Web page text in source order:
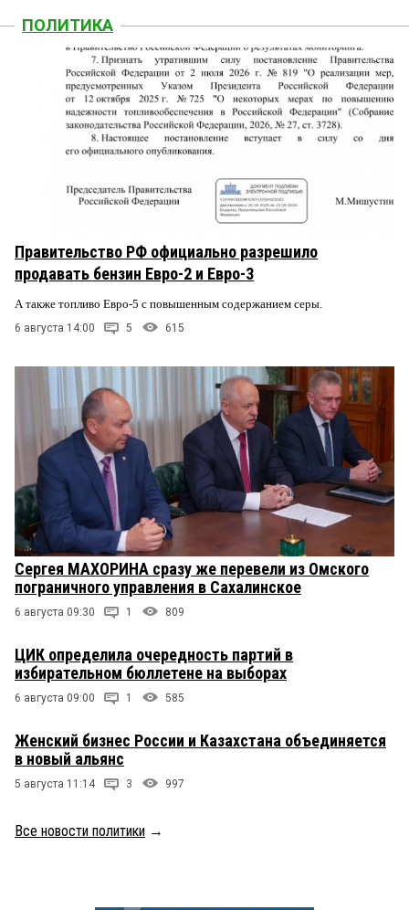
ПОЛИТИКА
Правительство РФ официально разрешило
продавать бензин Евро-2 и Евро-3
А также топливо Евро-5 с повышенным содержанием серы.
6 августа 14:00 5 615
Сергея МАХОРИНА сразу же перевели из Омского
пограничного управления в Сахалинское
6 августа 09:30 1 809
ЦИК определила очередность партий в
избирательном бюллетене на выборах
6 августа 09:00 1 585
Женский бизнес России и Казахстана объединяется
в новый альянс
5 августа 11:14 3 997
Все новости политики →